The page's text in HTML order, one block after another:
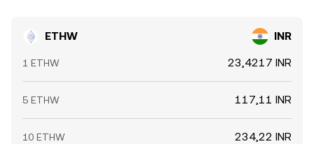
ETHW INR
1 ETHW 23,4217 INR
5 ETHW 117,11 INR
10 ETHW 234,22 INR